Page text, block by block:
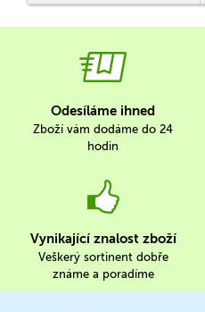
Odesíláme ihned
Zboží vám dodáme do 24
hodin
Vynikající znalost zboží
Veškerý sortinent dobře
známe a poradíme